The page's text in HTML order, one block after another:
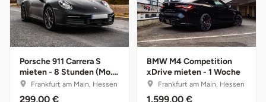
Porsche 911 Carrera S
mieten - 8 Stunden (Mo.-
Do.)Frankfurt am Main, Hessen
299,00 €
BMW M4 Competition
xDrive mieten - 1 Woche
Frankfurt am Main, Hessen
1.599,00 €
Erfurt
Erlangen
Essen